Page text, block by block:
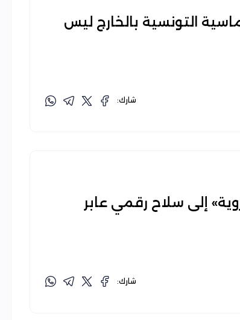
التونسية بالخارج ليس
شارك:
إلى سلاح رقمي عابر
شارك: